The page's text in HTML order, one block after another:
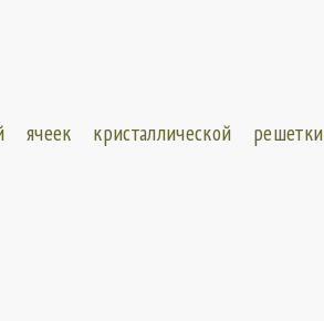
ячеек кристаллической решетки